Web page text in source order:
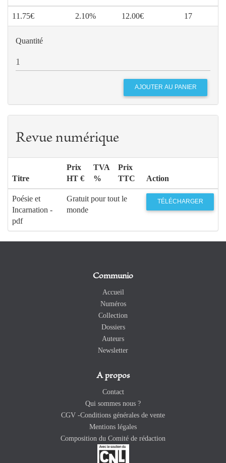
11.75€ 2.10% 12.00€ 17
Quantité
Revue numérique
Titre
Prix
HT €
TVA
%
Prix
TTC
Action
Poésie et
Incarnation -
pdf
Gratuit pour tout le
monde
TÉLÉCHARGER
Communio
Accueil
Numéros
Collection
Dossiers
Auteurs
Newsletter
A propos
Contact
Qui sommes nous ?
CGV -Conditions générales de vente
Mentions légales
Composition du Comité de rédaction